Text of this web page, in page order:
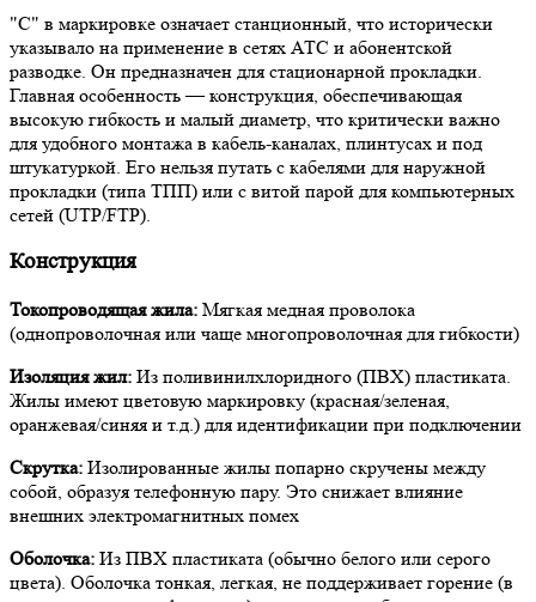
"С" в маркировке означает станционный, что исторически
указывало на применение в сетях АТС и абонентской
разводке. Он предназначен для стационарной прокладки.
Главная особенность — конструкция, обеспечивающая
высокую гибкость и малый диаметр, что критически важно
для удобного монтажа в кабель-каналах, плинтусах и под
штукатуркой. Его нельзя путать с кабелями для наружной
прокладки (типа ТПП) или с витой парой для компьютерных
сетей (UTP/FTP).
Конструкция
Токопроводящая жила: Мягкая медная проволока
(однопроволочная или чаще многопроволочная для гибкости)
Изоляция жил: Из поливинилхлоридного (ПВХ) пластиката.
Жилы имеют цветовую маркировку (красная/зеленая,
оранжевая/синяя и т.д.) для идентификации при подключении
Скрутка: Изолированные жилы попарно скручены между
собой, образуя телефонную пару. Это снижает влияние
внешних электромагнитных помех
Оболочка: Из ПВХ пластиката (обычно белого или серого
цвета). Оболочка тонкая, легкая, не поддерживает горение (в